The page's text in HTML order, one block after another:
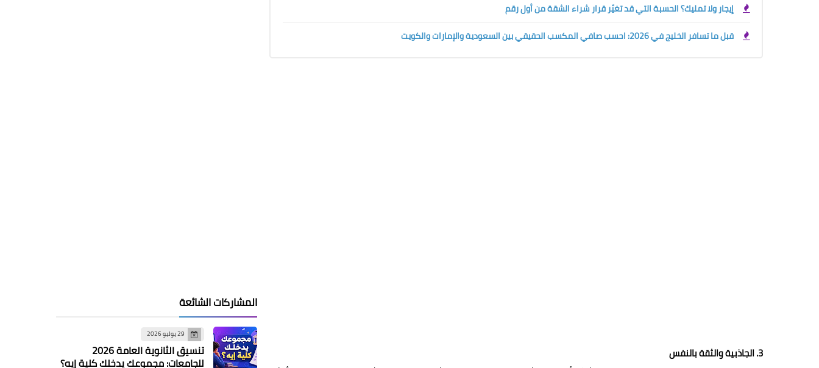
إيجار ولا تمليك؟ الحسبة التي قد تغيّر قرار شراء الشقة من أول رقم
قبل ما تسافر الخليج في 2026: احسب صافي المكسب الحقيقي بين السعودية والإمارات والكويت
3. الجاذبية والثقة بالنفس
المشاركات الشائعة
29 يوليو 2026
تنسيق الثانوية العامة 2026
للجامعات: مجموعك يدخلك كلية إيه؟